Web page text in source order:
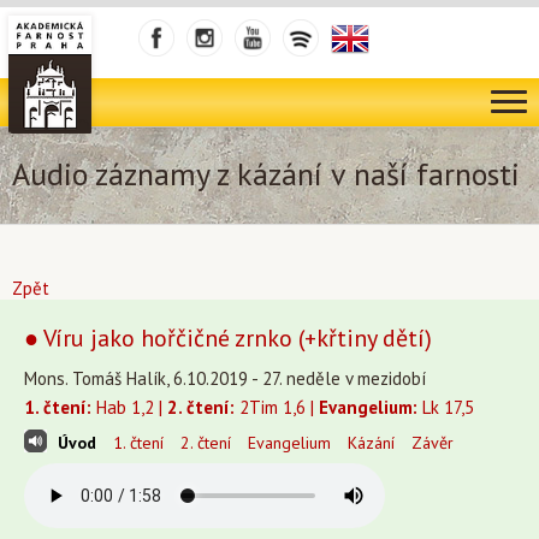
Audio záznamy z kázání v naší farnosti
Zpět
● Víru jako hořčičné zrnko (+křtiny dětí)
Mons. Tomáš Halík, 6.10.2019 - 27. neděle v mezidobí
1. čtení: Hab 1,2 | 2. čtení: 2Tim 1,6 | Evangelium: Lk 17,5
Úvod 1. čtení 2. čtení Evangelium Kázání Závěr